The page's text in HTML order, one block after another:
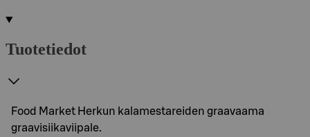
Tuotetiedot
Food Market Herkun kalamestareiden graavaama
graavisiikaviipale.